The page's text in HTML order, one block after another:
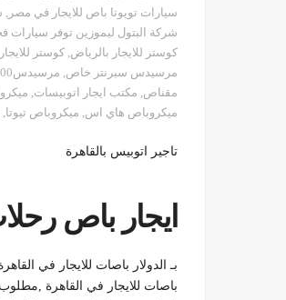
سيارات تويوتا باص للايجار في مصر ,
شركة البتول ليموزين توفر سيارات
كوستر للايجار بالرياض, كوستر
مرسيدس سبرنتر خاص, مرسيدسE200 ميكروباص 14 راكب
مقناص, مكتب ايجار اتوبيسات,
ميكروباص هاي اس, ميكروباص تيوتا,
تاجير اتوبيس بالقاهرة
ايجار باص
بـ الدولار باصات للايجار في
باصات للايجار في القاهرة ,مطلوب